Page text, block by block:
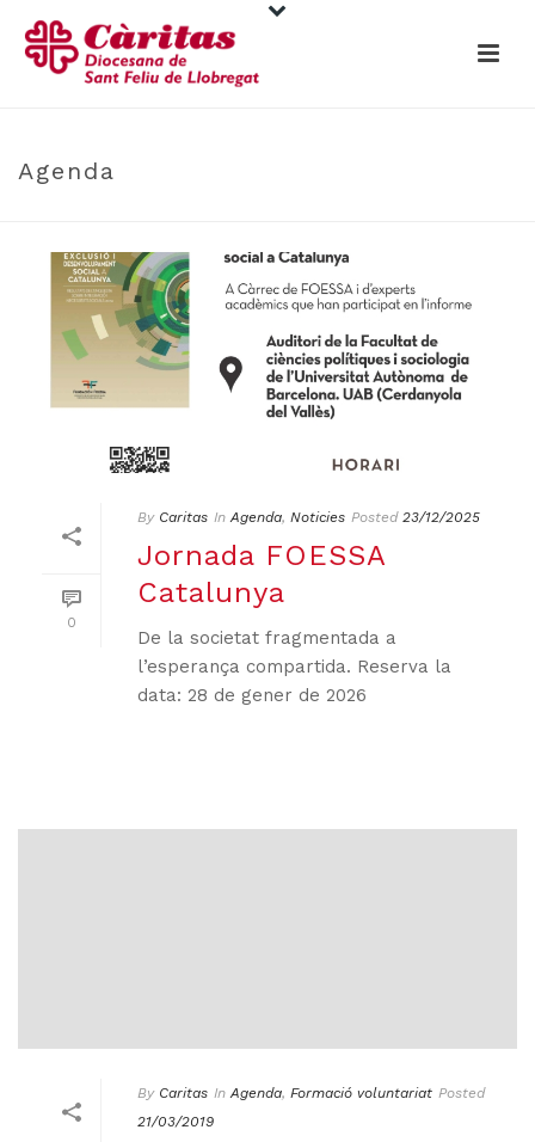
Agenda
0
By Caritas In Agenda, Noticies Posted 23/12/2025
Jornada FOESSA
Catalunya
De la societat fragmentada a
l’esperança compartida. Reserva la
data: 28 de gener de 2026
By Caritas In Agenda, Formació voluntariat Posted
21/03/2019